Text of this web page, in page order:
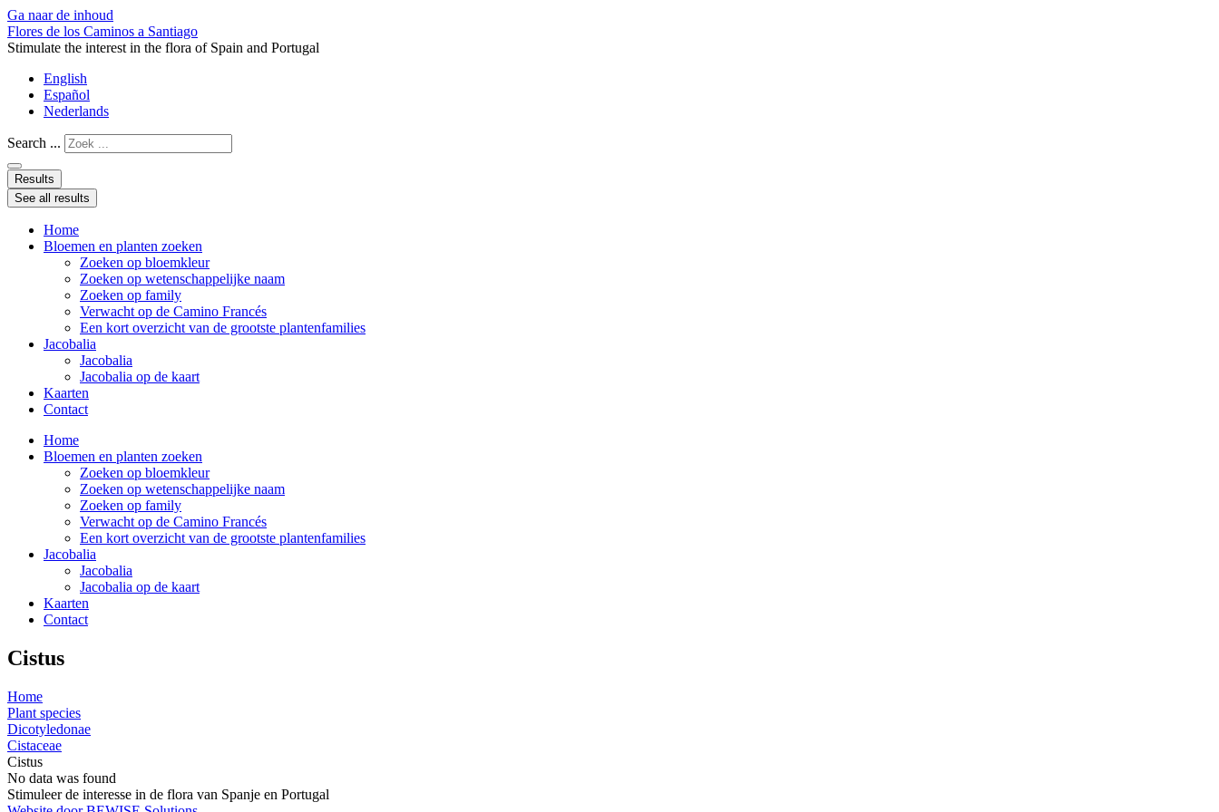
Ga naar de inhoud
Flores de los Caminos a Santiago
Stimulate the interest in the flora of Spain and Portugal
English
Español
Nederlands
Search ...
Results
See all results
Home
Bloemen en planten zoeken
Zoeken op bloemkleur
Zoeken op wetenschappelijke naam
Zoeken op family
Verwacht op de Camino Francés
Een kort overzicht van de grootste plantenfamilies
Jacobalia
Jacobalia
Jacobalia op de kaart
Kaarten
Contact
Home
Bloemen en planten zoeken
Zoeken op bloemkleur
Zoeken op wetenschappelijke naam
Zoeken op family
Verwacht op de Camino Francés
Een kort overzicht van de grootste plantenfamilies
Jacobalia
Jacobalia
Jacobalia op de kaart
Kaarten
Contact
Cistus
Home
Plant species
Dicotyledonae
Cistaceae
Cistus
No data was found
Stimuleer de interesse in de flora van Spanje en Portugal